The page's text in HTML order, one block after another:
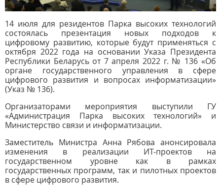
14 июля для резидентов Парка высоких технологий
состоялась презентация новых подходов к
цифровому развитию, которые будут применяться с
октября 2022 года на основании Указа Президента
Республики Беларусь от 7 апреля 2022 г. № 136 «Об
органе государственного управления в сфере
цифрового развития и вопросах информатизации»
(Указ № 136).
Организаторами мероприятия выступили ГУ
«Администрация Парка высоких технологий» и
Министерство связи и информатизации.
Заместитель Министра Анна Рябова анонсировала
изменения в реализации ИТ-проектов на
государственном уровне как в рамках
государственных программ, так и пилотных проектов
в сфере цифрового развития.